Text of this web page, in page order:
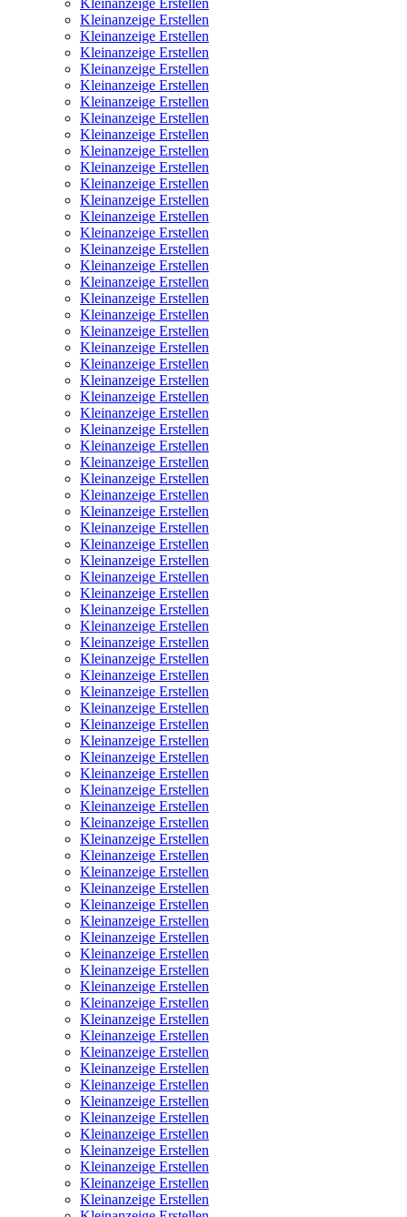
Kleinanzeige Erstellen
Kleinanzeige Erstellen
Kleinanzeige Erstellen
Kleinanzeige Erstellen
Kleinanzeige Erstellen
Kleinanzeige Erstellen
Kleinanzeige Erstellen
Kleinanzeige Erstellen
Kleinanzeige Erstellen
Kleinanzeige Erstellen
Kleinanzeige Erstellen
Kleinanzeige Erstellen
Kleinanzeige Erstellen
Kleinanzeige Erstellen
Kleinanzeige Erstellen
Kleinanzeige Erstellen
Kleinanzeige Erstellen
Kleinanzeige Erstellen
Kleinanzeige Erstellen
Kleinanzeige Erstellen
Kleinanzeige Erstellen
Kleinanzeige Erstellen
Kleinanzeige Erstellen
Kleinanzeige Erstellen
Kleinanzeige Erstellen
Kleinanzeige Erstellen
Kleinanzeige Erstellen
Kleinanzeige Erstellen
Kleinanzeige Erstellen
Kleinanzeige Erstellen
Kleinanzeige Erstellen
Kleinanzeige Erstellen
Kleinanzeige Erstellen
Kleinanzeige Erstellen
Kleinanzeige Erstellen
Kleinanzeige Erstellen
Kleinanzeige Erstellen
Kleinanzeige Erstellen
Kleinanzeige Erstellen
Kleinanzeige Erstellen
Kleinanzeige Erstellen
Kleinanzeige Erstellen
Kleinanzeige Erstellen
Kleinanzeige Erstellen
Kleinanzeige Erstellen
Kleinanzeige Erstellen
Kleinanzeige Erstellen
Kleinanzeige Erstellen
Kleinanzeige Erstellen
Kleinanzeige Erstellen
Kleinanzeige Erstellen
Kleinanzeige Erstellen
Kleinanzeige Erstellen
Kleinanzeige Erstellen
Kleinanzeige Erstellen
Kleinanzeige Erstellen
Kleinanzeige Erstellen
Kleinanzeige Erstellen
Kleinanzeige Erstellen
Kleinanzeige Erstellen
Kleinanzeige Erstellen
Kleinanzeige Erstellen
Kleinanzeige Erstellen
Kleinanzeige Erstellen
Kleinanzeige Erstellen
Kleinanzeige Erstellen
Kleinanzeige Erstellen
Kleinanzeige Erstellen
Kleinanzeige Erstellen
Kleinanzeige Erstellen
Kleinanzeige Erstellen
Kleinanzeige Erstellen
Kleinanzeige Erstellen